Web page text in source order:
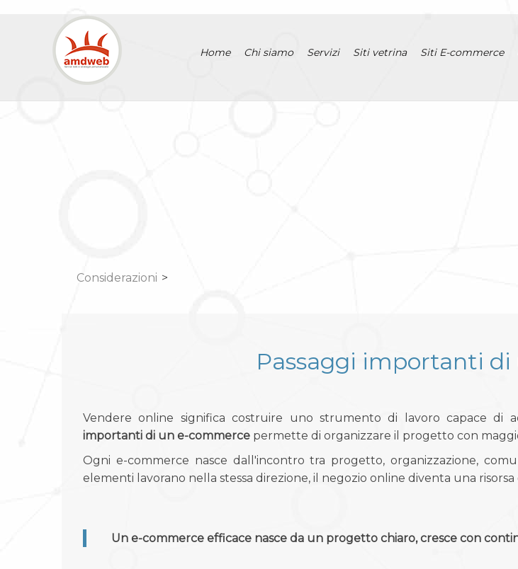
Home Chi siamo Servizi Siti vetrina Siti E-commerce
Considerazioni >
Passaggi importanti
Vendere online significa costruire uno strumento di lavoro capace di
importanti di un e-commerce permette di organizzare il progetto con
Ogni e-commerce nasce dall'incontro tra progetto, organizzazione,
elementi lavorano nella stessa direzione, il negozio online diventa una
Un e-commerce efficace nasce da un progetto chiaro, cresce con